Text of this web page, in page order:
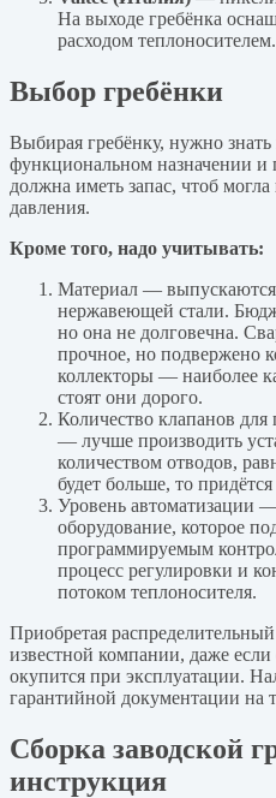
На выходе гребёнка
расходом теплоносителем.
Выбор гребёнки
Выбирая гребёнку, нужно знать
функциональном назначении и
должна иметь запас, чтоб
давления.
Кроме того, надо учитывать:
Материал —
нержавеющей стали.
но она не долговечна.
прочное, но подвержено
коллекторы — наиболее
стоят они дорого.
Количество клапанов
— лучше производить
количеством отводов,
будет больше, то
Уровень автоматизации
оборудование, которое
программируемым
процесс регулировки и
потоком теплоносителя.
Приобретая
известной компании, даже
окупится при эксплуатации.
гарантийной документации на
Сборка заводской
инструкция